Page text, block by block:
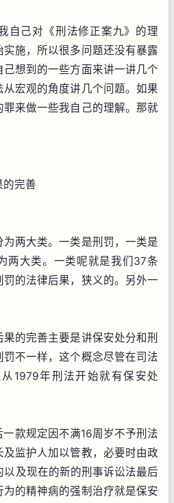
自己对《刑法修正案九》的理
施，所以很多问题还没有暴露
想到的一些方面来讲一讲几个
宏观的角度讲几个问题。如果
来做一些我自己的理解。那就
的完善
两大类。一类是刑罚，一类是
两大类。一类呢就是我们37条
的法律后果，狭义的。另外一
的完善主要是讲保安处分和刑
不一样，这个概念尽管在司法
1979年刑法开始就有保安处
一款规定因不满16周岁不予刑法
监护人加以管教，必要时由政
及现在的新的刑事诉讼法最后
的精神病的强制治疗就是保安